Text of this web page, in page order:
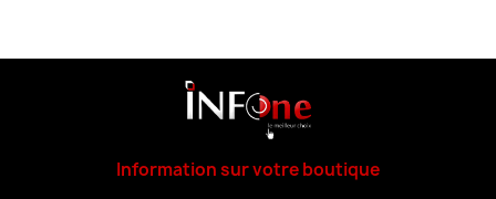
Information sur votre boutique